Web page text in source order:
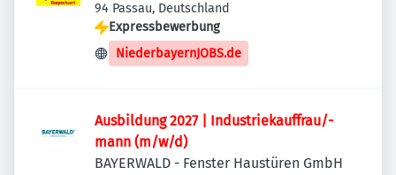
94 Passau, Deutschland
Expressbewerbung
NiederbayernJOBS.de
Ausbildung 2027 | Industriekauffrau/-
mann (m/w/d)
BAYERWALD - Fenster Haustüren GmbH